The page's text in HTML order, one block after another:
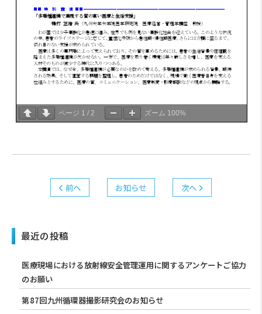
ページ 1 / 2 ズーム 100%
前へ お知らせ 次へ
最近の投稿
医療現場における放射線安全管理運用に関するアンケートご協力
のお願い
第87回九州循環器撮影研究会のお知らせ